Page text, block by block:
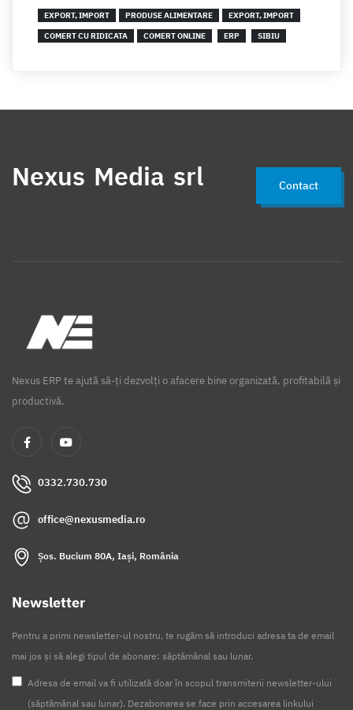
EXPORT, IMPORT PRODUSE ALIMENTARE
EXPORT, IMPORT
COMERT CU RIDICATA
COMERT ONLINE ERP SIBIU
Nexus Media srl Contact
Nexus ERP te ajută să-ți dezvolți o afacere bine organizată, profitabilă și
productivă.
0332.730.730
office@nexusmedia.ro
Șos. Bucium 80A, Iași, România
Newsletter
Pentru a primi newsletter-ul nostru, te rugăm să introduci adresa ta de email
mai jos și să alegi tipul de abonare: săptămânal sau lunar.
Adresa de email va fi utilizată doar în scopul transmiterii newsletter-ului
(săptămânal sau lunar). Dezabonarea se face prin accesarea linkului